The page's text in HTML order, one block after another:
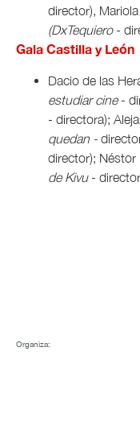
director),
(DxTequiero-
Gala Castilla y León
Dacio de las
estudiar cine-
- directora);
quedan -
director); Néstor
de Kivu -
Organiza: